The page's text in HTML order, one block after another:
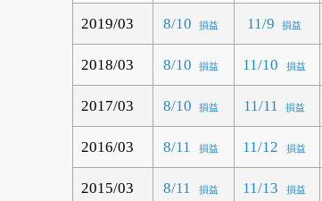
2019/03 8/10 損益 11/9 損益
2018/03 8/10 損益 11/10 損益
2017/03 8/10 損益 11/11 損益
2016/03 8/11 損益 11/12 損益
2015/03 8/11 損益 11/13 損益